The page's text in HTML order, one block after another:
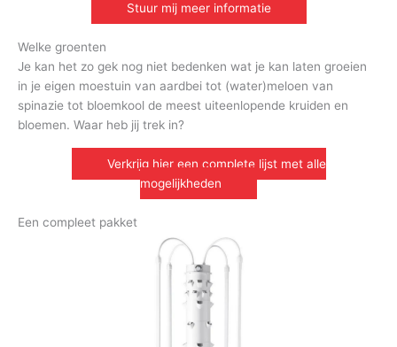
Stuur mij meer informatie
Welke groenten
Je kan het zo gek nog niet bedenken wat je kan laten groeien
in je eigen moestuin van aardbei tot (water)meloen van
spinazie tot bloemkool de meest uiteenlopende kruiden en
bloemen. Waar heb jij trek in?
Verkrijg hier een complete lijst met alle
mogelijkheden
Een compleet pakket